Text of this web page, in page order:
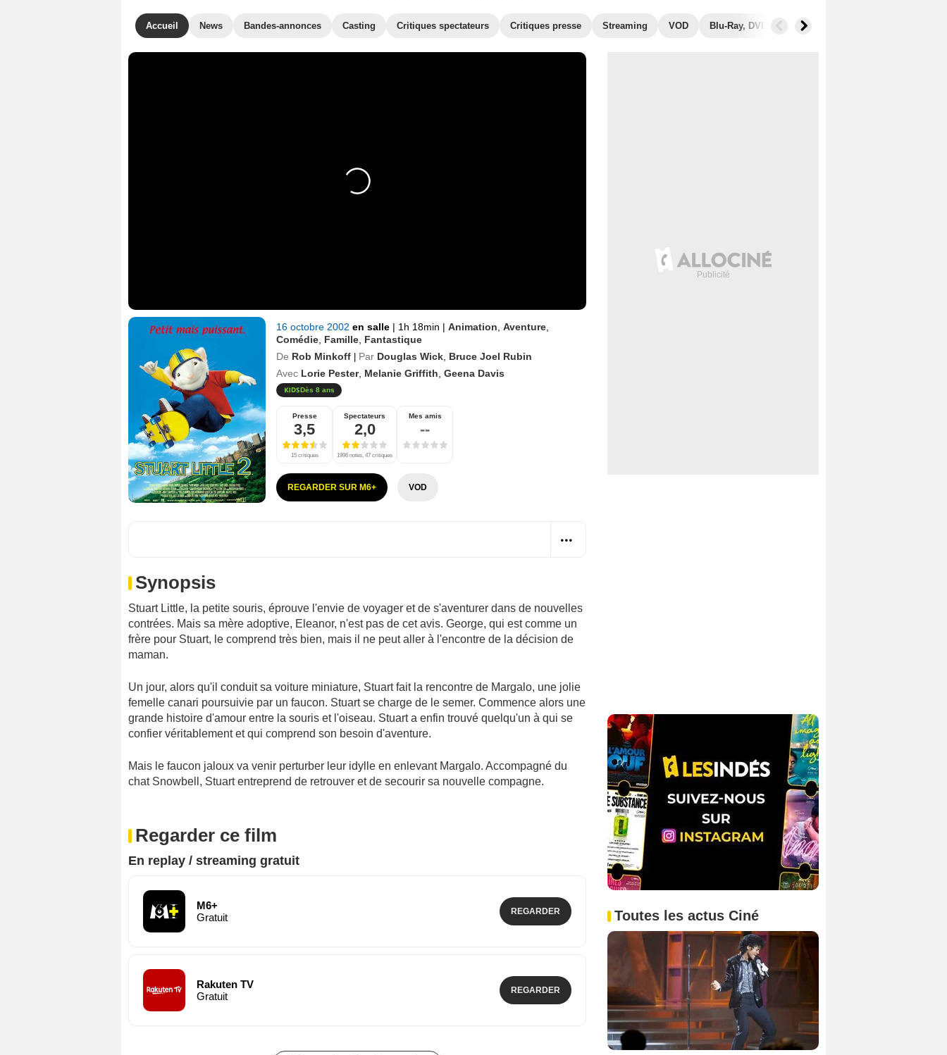
Accueil News Bandes-annonces Casting Critiques spectateurs Critiques presse Streaming VOD Blu-Ray, DVD Photos
16 octobre 2002 en salle | 1h 18min | Animation Aventure
Comédie Famille Fantastique
De Rob Minkoff | Par Douglas Wick Bruce Joel Rubin
Avec Lorie Pester, Melanie Griffith Geena Davis
Dès 8 ans
Presse
3,5
15 critiques
Spectateurs
2,0
1996 notes, 47 critiques
Mes amis
--
REGARDER SUR M6+ VOD
Synopsis
Stuart Little, la petite souris, éprouve l'envie de voyager et de s'aventurer dans de nouvelles
contrées. Mais sa mère adoptive, Eleanor, n'est pas de cet avis. George, qui est comme un
frère pour Stuart, le comprend très bien, mais il ne peut aller à l'encontre de la décision de
maman.
Un jour, alors qu'il conduit sa voiture miniature, Stuart fait la rencontre de Margalo, une jolie
femelle canari poursuivie par un faucon. Stuart se charge de le semer. Commence alors une
grande histoire d'amour entre la souris et l'oiseau. Stuart a enfin trouvé quelqu'un à qui se
confier véritablement et qui comprend son besoin d'aventure.
Mais le faucon jaloux va venir perturber leur idylle en enlevant Margalo. Accompagné du
chat Snowbell, Stuart entreprend de retrouver et de secourir sa nouvelle compagne.
Regarder ce film
En replay / streaming gratuit
M6+
Gratuit
REGARDER
Rakuten TV
Gratuit
REGARDER
Toutes les actus Ciné